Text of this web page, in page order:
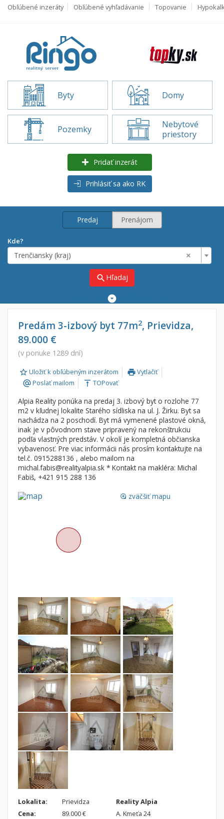
Obľúbené inzeráty Obľúbené vyhľadávanie Topovanie
Byty Domy
Pozemky
Nebytové
priestory
Pridať inzerát
Prihlásiť sa ako RK
Predaj Prenájom
Kde?
×
Trenčiansky (kraj)
search Hľadaj
Predaj
Prenájom
Do:
Lokalita
×
×
Trenčiansky (kraj)
Byt
Garsónky
1-izbové
4 a viac izbové byty
Dom
Vila
Bývanie a rekreácia
Priemyselný pozemok
Poľnohospodárske pozemky
Záhrada
Iný poľnohospodársky pozemok
Nebytové priestory
Administratívne, obchodné
Skladové, výrobné
Rekreačné, reštauračné
Garáž, garážové státie
Filtre
Ponuka RK
Len s fotkou
Novostavba
Zatvoriť vyhľadávanie
Predám 3-izbový byt 77m2, Prievidza,
89.000 €
(v ponuke 1289 dní)
Uložiť k obľúbeným inzerátom printVytlačiť
alternate_emailPoslať mailom vertical_align_top TOPovať
Alpia Reality ponúka na predaj 3. izbový byt o rozlohe 77
m2 v kľudnej lokalite Starého sídliska na ul. J. Žirku. Byt sa
nachádza na 2 poschodí. Byt má vymenené plastové okná,
inak je v pôvodnom stave pripravený na rekonštrukciu
podľa vlastných predstáv. V okolí je kompletná občianska
vybavenosť. Pre viac informácii nás prosím kontaktujte na
tel.č. 0915288136 , alebo mailom na
michal.fabis@realityalpia.sk * Kontakt na makléra: Michal
Fabiš, +421 915 288 136
loupe zväčšiť mapu
Lokalita:
Prievidza
Cena:
89.000 €
Reality Alpia
A. Kmeťa 24